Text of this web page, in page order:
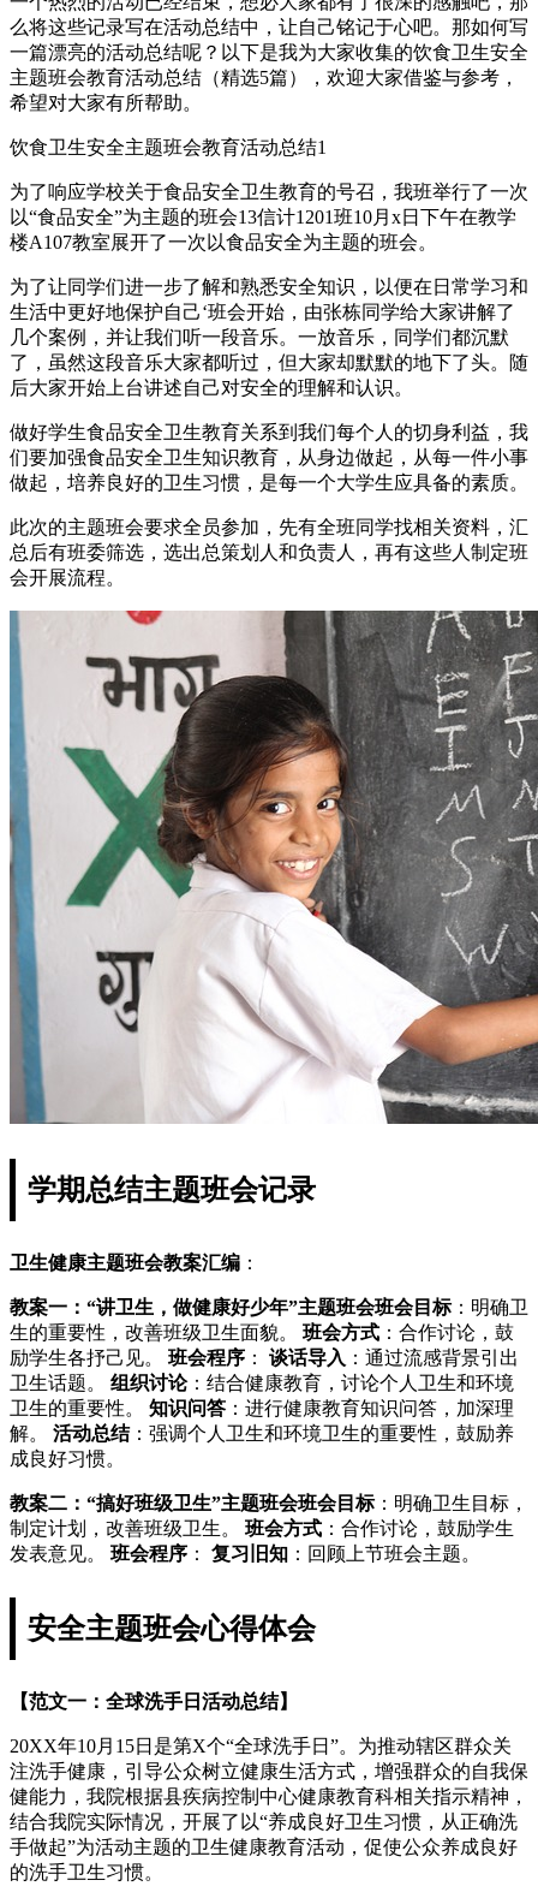
么将这些记录写在活动总结中，让自己铭记于心吧。那如何写
一篇漂亮的活动总结呢？以下是我为大家收集的饮食卫生安全
主题班会教育活动总结（精选5篇），欢迎大家借鉴与参考，
希望对大家有所帮助。
饮食卫生安全主题班会教育活动总结1
为了响应学校关于食品安全卫生教育的号召，我班举行了一次
以“食品安全”为主题的班会13信计1201班10月x日下午在教学
楼A107教室展开了一次以食品安全为主题的班会。
为了让同学们进一步了解和熟悉安全知识，以便在日常学习和
生活中更好地保护自己‘班会开始，由张栋同学给大家讲解了
几个案例，并让我们听一段音乐。一放音乐，同学们都沉默
了，虽然这段音乐大家都听过，但大家却默默的地下了头。随
后大家开始上台讲述自己对安全的理解和认识。
做好学生食品安全卫生教育关系到我们每个人的切身利益，我
们要加强食品安全卫生知识教育，从身边做起，从每一件小事
做起，培养良好的卫生习惯，是每一个大学生应具备的素质。
此次的主题班会要求全员参加，先有全班同学找相关资料，汇
总后有班委筛选，选出总策划人和负责人，再有这些人制定班
会开展流程。
学期总结主题班会记录
卫生健康主题班会教案汇编 ：
教案一：“讲卫生，做健康好少年”主题班会班会目标：明确卫
生的重要性，改善班级卫生面貌。 班会方式 ：合作讨论，鼓
励学生各抒己见。 班会程序 ： 谈话导入 ：通过流感背景引出
卫生话题。 组织讨论：结合健康教育，讨论个人卫生和环境
卫生的重要性。 知识问答 ：进行健康教育知识问答，加深理
解。 活动总结：强调个人卫生和环境卫生的重要性，鼓励养
成良好习惯。
教案二：“搞好班级卫生”主题班会班会目标：明确卫生目标，
制定计划，改善班级卫生。 班会方式 ：合作讨论，鼓励学生
发表意见。 班会程序 ： 复习旧知 ：回顾上节班会主题。
安全主题班会心得体会
【范文一：全球洗手日活动总结】
20XX年10月15日是第X个“全球洗手日”。为推动辖区群众关
注洗手健康，引导公众树立健康生活方式，增强群众的自我保
健能力，我院根据县疾病控制中心健康教育科相关指示精神，
结合我院实际情况，开展了以“养成良好卫生习惯，从正确洗
手做起”为活动主题的卫生健康教育活动，促使公众养成良好
的洗手卫生习惯。